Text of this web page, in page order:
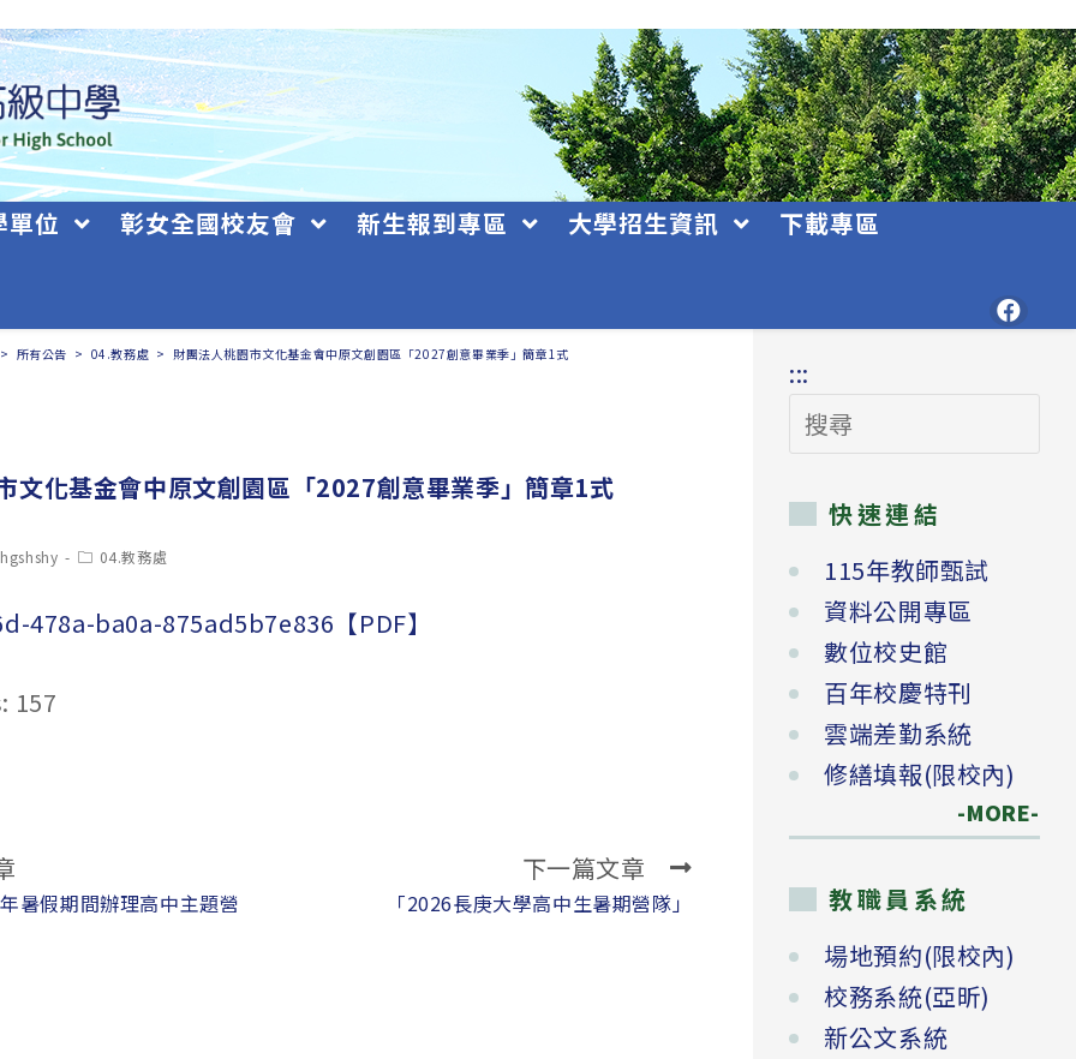
單位 彰女全國校友會 新生報到專區 大學招生資訊 下載專區
> 所有公告 > 04.教務處 > 財團法人桃園市文化基金會中原文創園區「2027創意畢業季」簡章1式
文化基金會中原文創園區「2027創意畢業季」簡章1式
Post04.教務處
478a-ba0a-875ad5b7e836【PDF】
157
暑假期間辦理高中主題營
下一篇文章
「2026長庚大學高中生暑期營隊」
:::
搜
尋
快速連結
115年教師甄試
資料公開專區
數位校史館
百年校慶特刊
雲端差勤系統
修繕填報(限校內)
-MORE-
教職員系統
場地預約(限校內)
校務系統(亞昕)
新公文系統